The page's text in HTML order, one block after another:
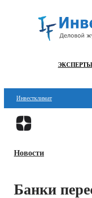
ЭКСПЕРТЫ
Инвестклимат
Финансы
Блокчейн
Новости
Банки